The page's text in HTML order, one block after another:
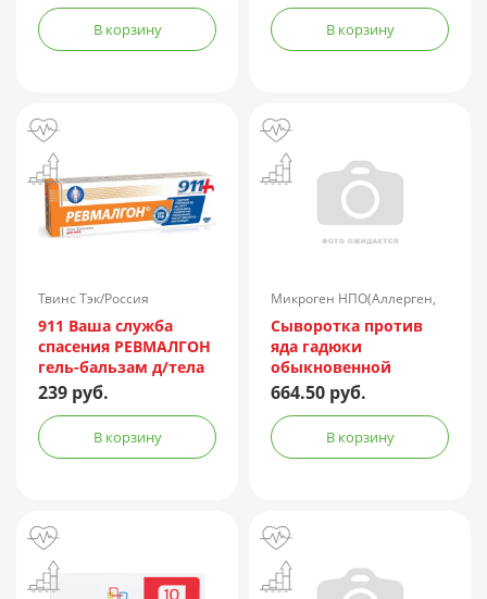
В корзину В корзину
Твинс Тэк/Россия
911 Ваша служба
спасения РЕВМАЛГОН
гель-бальзам д/тела
100мл
239 руб.
В корзину
Микроген НПО(Аллерген,
г.Ставрополь)/Россия
Сыворотка против
яда гадюки
обыкновенной
лошадиная
очищенная
концентрированная
жидкая амп.(р-р д/
664.50 руб.
В корзину